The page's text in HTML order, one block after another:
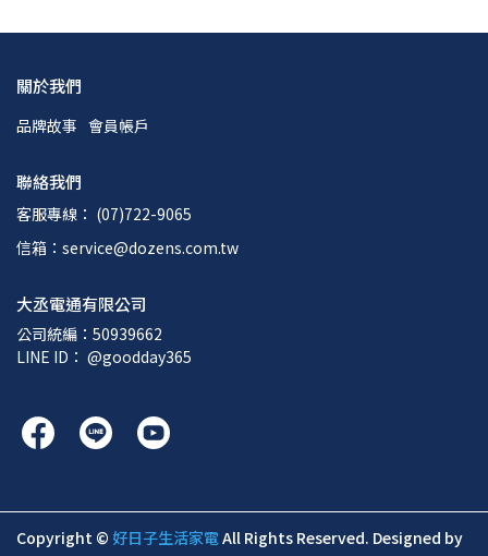
關於我們
品牌故事 會員帳戶
聯絡我們
客服專線： (07)722-9065
信箱：service@dozens.com.tw
大丞電通有限公司
公司統編：50939662
LINE ID： @goodday365
Copyright © 好日子生活家電All Rights Reserved. Designed by